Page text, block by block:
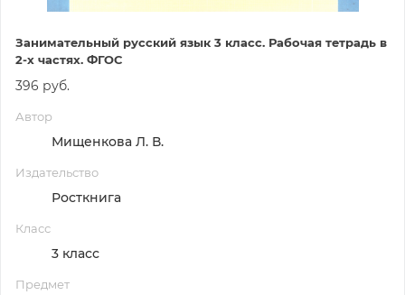
Занимательный русский язык 3 класс. Рабочая тетрадь в
2-х частях. ФГОС
396 руб.
Автор
Мищенкова Л. В.
Издательство
Росткнига
Класс
3 класс
Предмет